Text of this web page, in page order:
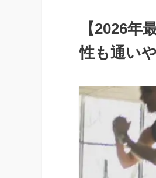
【2026
性も通い